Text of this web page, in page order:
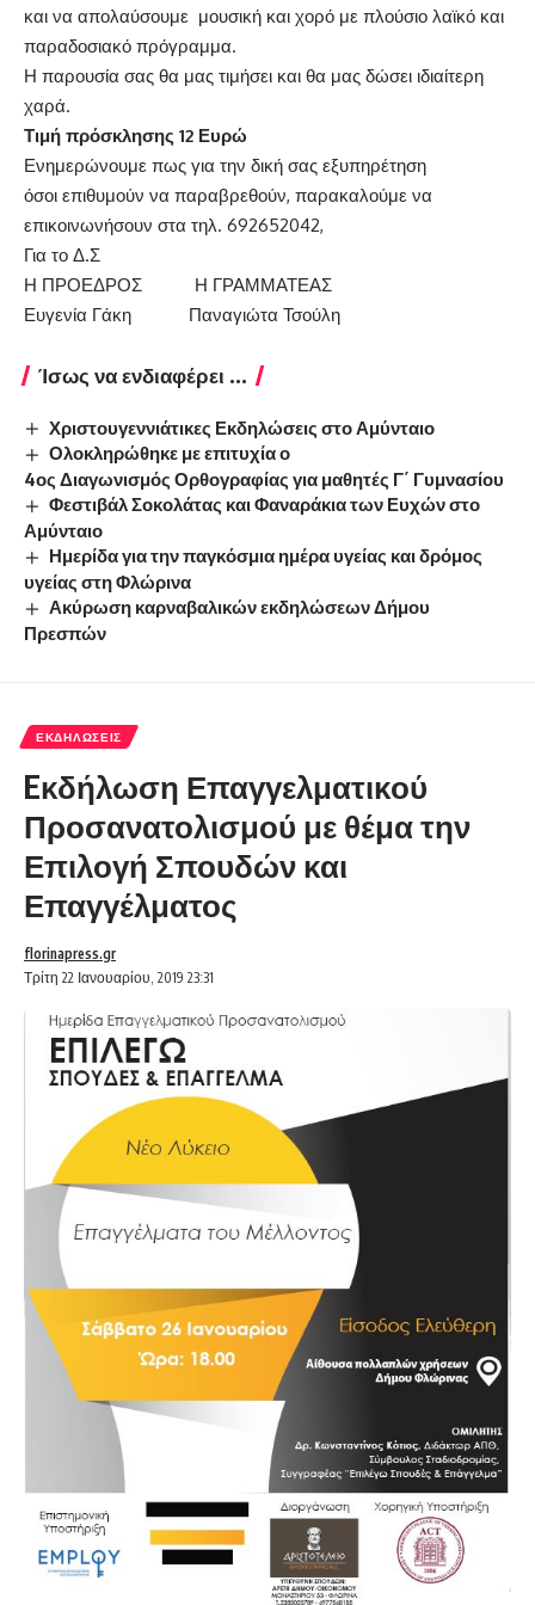
και να απολαύσουμε μουσική και χορό με πλούσιο λαϊκό και
παραδοσιακό πρόγραμμα.
Η παρουσία σας θα μας τιμήσει και θα μας δώσει ιδιαίτερη
χαρά.
Τιμή πρόσκλησης 12 Ευρώ
Ενημερώνουμε πως για την δική σας εξυπηρέτηση
όσοι επιθυμούν να παραβρεθούν, παρακαλούμε να
επικοινωνήσουν στα τηλ. 692652042,
Για το Δ.Σ
Η ΠΡΟΕΔΡΟΣ Η ΓΡΑΜΜΑΤΕΑΣ
Ευγενία Γάκη Παναγιώτα Τσούλη
Ίσως να ενδιαφέρει ...
Χριστουγεννιάτικες Εκδηλώσεις στο Αμύνταιο
Ολοκληρώθηκε με επιτυχία ο
4ος Διαγωνισμός Ορθογραφίας για μαθητές Γ΄ Γυμνασίου
Φεστιβάλ Σοκολάτας και Φαναράκια των Ευχών στο
Αμύνταιο
Ημερίδα για την παγκόσμια ημέρα υγείας και δρόμος
υγείας στη Φλώρινα
Ακύρωση καρναβαλικών εκδηλώσεων Δήμου
Πρεσπών
ΕΚΔΗΛΏΣΕΙΣ
Eκδήλωση Επαγγελματικού
Προσανατολισμού με θέμα την
Επιλογή Σπουδών και
Επαγγέλματος
Τρίτη 22 Ιανουαρίου, 2019 23:31
florinapress.gr